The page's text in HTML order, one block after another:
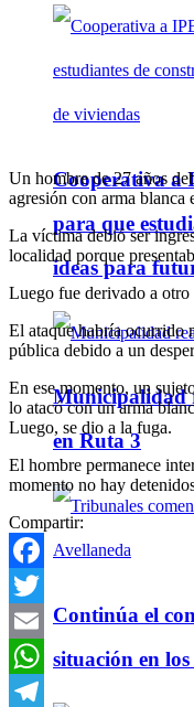
Cooperativa a
para que
ideas para
Municipalidad
en Ruta 3
Continúa el
situación en
Un hombre de 27 años
agresión con arma blanca
La víctima debió ser
localidad porque
Luego fue derivado a
El ataque habría ocurrido
pública debido a un
En ese momento, un
lo atacó con un arma
Luego, se dio a la fuga.
El hombre permanece
momento no hay
Compartir:
Facebook
Twitter
Email
WhatsApp